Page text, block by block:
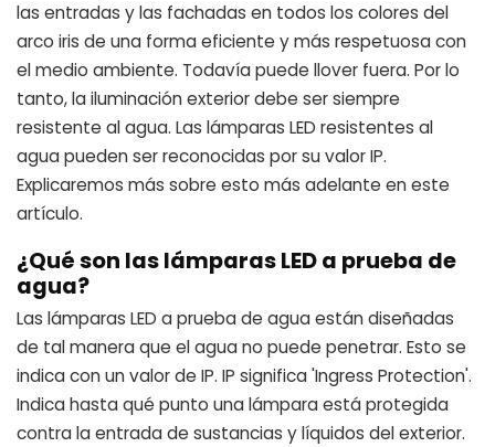
las entradas y las fachadas en todos los colores del
arco iris de una forma eficiente y más respetuosa con
el medio ambiente. Todavía puede llover fuera. Por lo
tanto, la iluminación exterior debe ser siempre
resistente al agua. Las lámparas LED resistentes al
agua pueden ser reconocidas por su valor IP.
Explicaremos más sobre esto más adelante en este
artículo.
¿Qué son las lámparas LED a prueba de
agua?
Las lámparas LED a prueba de agua están diseñadas
de tal manera que el agua no puede penetrar. Esto se
indica con un valor de IP. IP significa 'Ingress Protection'.
Indica hasta qué punto una lámpara está protegida
contra la entrada de sustancias y líquidos del exterior.